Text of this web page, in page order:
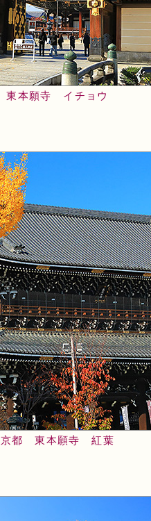
東本願寺 イチョウ
京都 東本願寺 紅葉